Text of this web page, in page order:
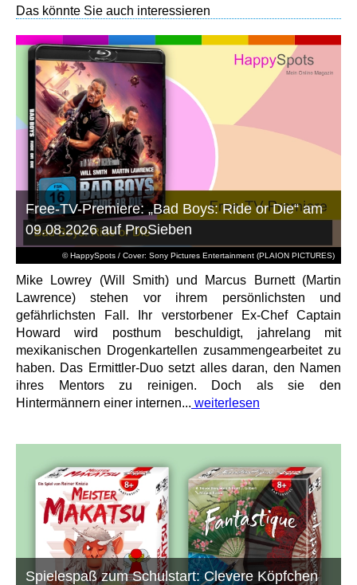
Das könnte Sie auch interessieren
© HappySpots / Cover: Sony Pictures Entertainment (PLAION PICTURES)
Free-TV-Premiere: „Bad Boys: Ride or Die“ am
09.08.2026 auf ProSieben
Mike Lowrey (Will Smith) und Marcus Burnett (Martin
Lawrence) stehen vor ihrem persönlichsten und
gefährlichsten Fall. Ihr verstorbener Ex-Chef Captain
Howard wird posthum beschuldigt, jahrelang mit
mexikanischen Drogenkartellen zusammengearbeitet zu
haben. Das Ermittler-Duo setzt alles daran, den Namen
ihres Mentors zu reinigen. Doch als sie den
Hintermännern einer internen... weiterlesen
Spielespaß zum Schulstart: Clevere Köpfchen